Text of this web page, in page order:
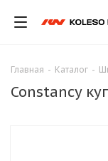
Главная - Каталог -
Constancy